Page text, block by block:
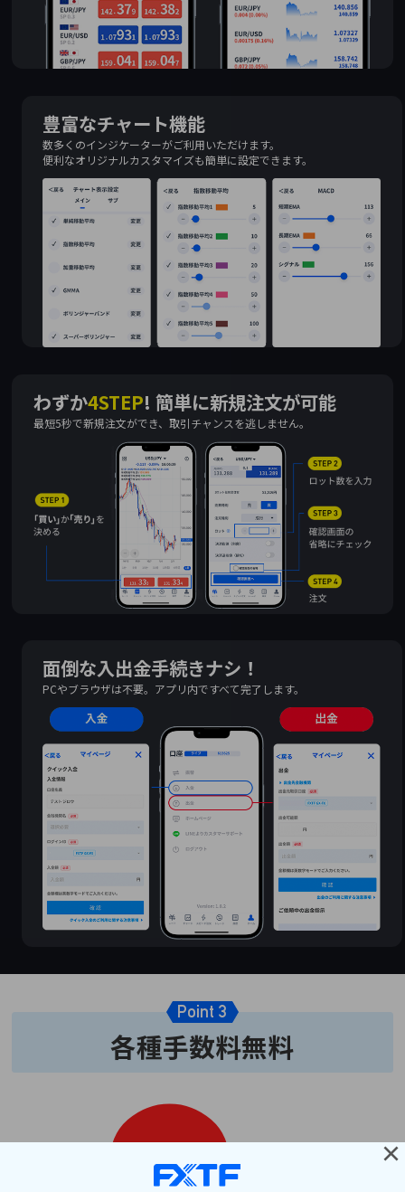
豊富なチャート機能
数多くのインジケーターがご利用いただけます。
便利なオリジナルカスタマイズも簡単に設定できます。
わずか4STEP!簡単に新規注文が可能
最短5秒で新規注文ができ、取引チャンスを逃しません。
面倒な入出金手続きナシ！
PCやブラウザは不要。アプリ内ですべて完了します。
Point 3
各種手数料無料
×